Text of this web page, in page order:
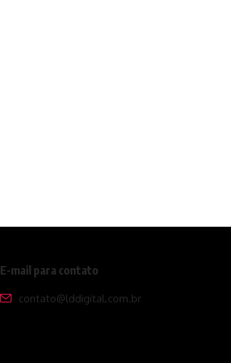
E-mail para contato
contato@lddigital.com.br